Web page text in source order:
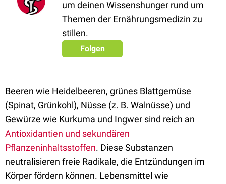
um deinen Wissenshunger rund um
Themen der Ernährungsmedizin zu
stillen.
Folgen
Beeren wie Heidelbeeren, grünes Blattgemüse
(Spinat, Grünkohl), Nüsse (z. B. Walnüsse) und
Gewürze wie Kurkuma und Ingwer sind reich an
Antioxidantien und sekundären
Pflanzeninhaltsstoffen. Diese Substanzen
neutralisieren freie Radikale, die Entzündungen im
Körper fördern können. Lebensmittel wie